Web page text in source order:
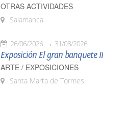
OTRAS ACTIVIDADES
Salamanca
26/06/2026 31/08/2026
Exposición El gran banquete II
ARTE / EXPOSICIONES
Santa Marta de Tormes